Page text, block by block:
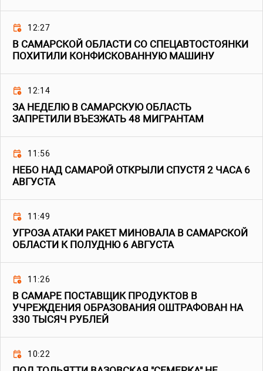
12:27
В САМАРСКОЙ ОБЛАСТИ СО СПЕЦАВТОСТОЯНКИ
ПОХИТИЛИ КОНФИСКОВАННУЮ МАШИНУ
12:14
ЗА НЕДЕЛЮ В САМАРСКУЮ ОБЛАСТЬ
ЗАПРЕТИЛИ ВЪЕЗЖАТЬ 48 МИГРАНТАМ
11:56
НЕБО НАД САМАРОЙ ОТКРЫЛИ СПУСТЯ 2 ЧАСА 6
АВГУСТА
11:49
УГРОЗА АТАКИ РАКЕТ МИНОВАЛА В САМАРСКОЙ
ОБЛАСТИ К ПОЛУДНЮ 6 АВГУСТА
11:26
В САМАРЕ ПОСТАВЩИК ПРОДУКТОВ В
УЧРЕЖДЕНИЯ ОБРАЗОВАНИЯ ОШТРАФОВАН НА
330 ТЫСЯЧ РУБЛЕЙ
10:22